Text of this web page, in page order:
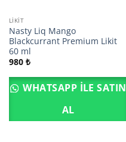
LIKIT
Nasty Liq Mango
Blackcurrant Premium Likit
60 ml
980 ₺
WHATSAPP ILE SATIN
AL